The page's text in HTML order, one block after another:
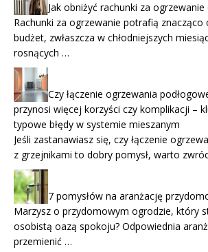
Jak obniżyć rachunki za ogrzewanie
Rachunki za ogrzewanie potrafią
budżet, zwłaszcza w chłodniejszych
rosnących …
Czy łączenie ogrzewania
przynosi więcej korzyści czy komplikacji –
typowe błędy w systemie mieszanym
Jeśli zastanawiasz się, czy łączenie
z grzejnikami to dobry pomysł, warto
7 pomysłów na aranżację
Marzysz o przydomowym ogrodzie, który
osobistą oazą spokoju? Odpowiednia
przemienić …